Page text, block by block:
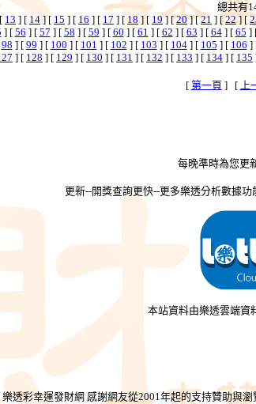
總共有
13 ] [ 14] [ 15 ] [ 16 ] [ 17 ] [18 ] [ 19] [20] [21 ] [22] [
] [ 56 ] [ 57 ] [ 58 ] [ 59 ] [ 60 ] [61 ] [ 62 ] [ 63 ] [ 64] [ 65 ]
98 ] [ 99 ] [ 100 ] [ 101 ] [ 102 ] [ 103 ] [ 104] [ 105 ] [ 106 ]
] [ 128 ] [ 129 ] [ 130 ] [ 131 ] [ 132 ] [ 133 ] [ 134 ] [ 135
[ 第一頁 ] [ 上
每晚準時為您更
更新--開獎查詢更快--更多樂透分析數據功
本站資料由樂透雲端資
樂透彩幸運發財網 感謝網友從2001年起的支持贊助與